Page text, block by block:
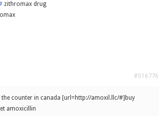
zithromax drug
#516776
counter in canada [url=http://amoxil.llc/#]buy
amoxicillin